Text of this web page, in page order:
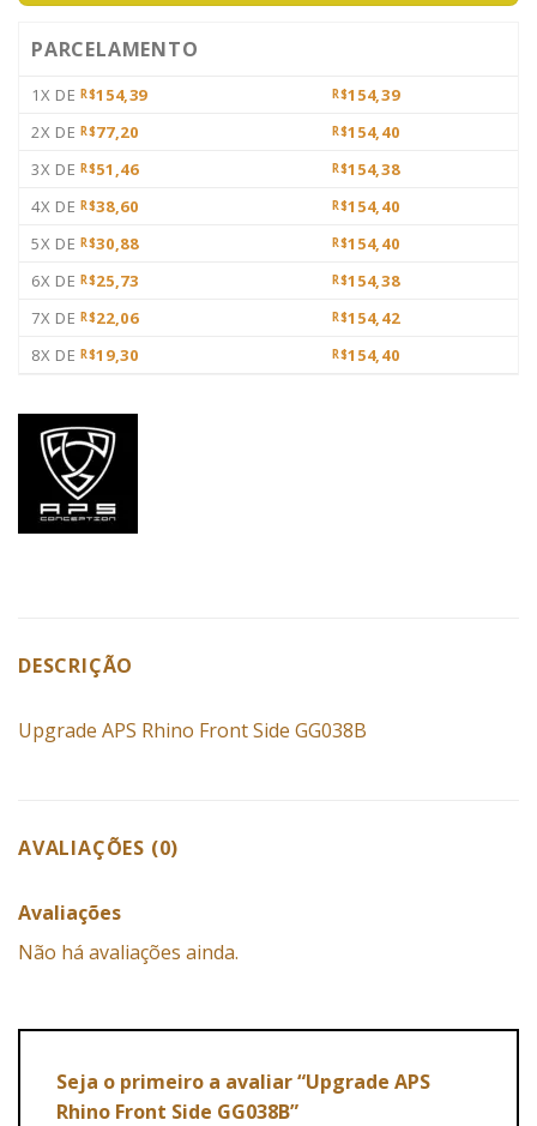
PARCELAMENTO
1X DE R$154,39 R$154,39
2X DE R$77,20 R$154,40
3X DE R$51,46 R$154,38
4X DE R$38,60 R$154,40
5X DE R$30,88 R$154,40
6X DE R$25,73 R$154,38
7X DE R$22,06 R$154,42
8X DE R$19,30 R$154,40
DESCRIÇÃO
Upgrade APS Rhino Front Side GG038B
AVALIAÇÕES (0)
Avaliações
Não há avaliações ainda.
Seja o primeiro a avaliar “Upgrade APS
Rhino Front Side GG038B”